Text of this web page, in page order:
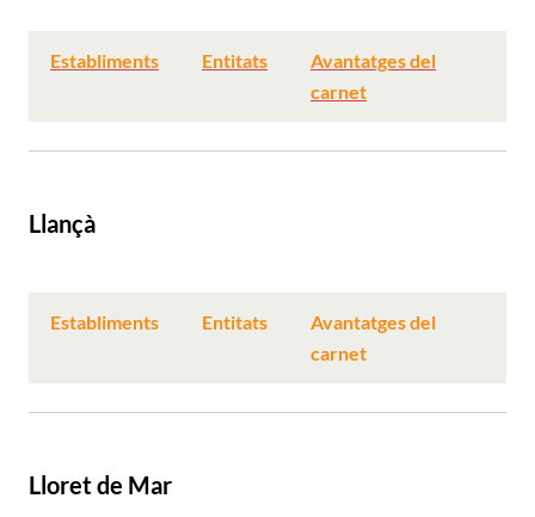
Establiments Entitats
Avantatges del
carnet
Llançà
Establiments Entitats
Avantatges del
carnet
Lloret de Mar